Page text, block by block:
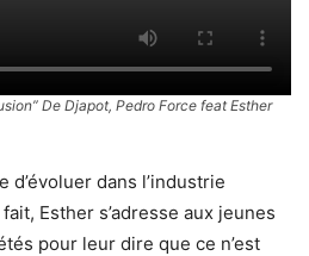
De Djapot, Pedro Force feat Esther
d’évoluer dans l’industrie
Esther s’adresse aux jeunes
pour leur dire que ce n’est